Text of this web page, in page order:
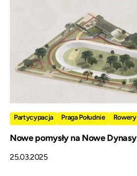
Partycypacja Praga Południe Rowery
Nowe pomysły na Nowe Dynasy
25.03.2025